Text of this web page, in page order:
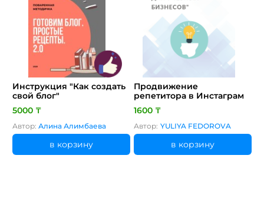
Инструкция "Как создать
свой блог"
5000 ₸
Автор: Алина Алимбаева
в корзину
Продвижение
репетитора в Инстаграм
1600 ₸
Автор: YULIYA FEDOROVA
в корзину